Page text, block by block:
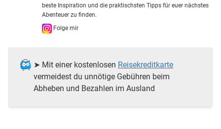
beste Inspiration und die praktischsten Tipps für euer nächstes
Abenteuer zu finden.
Folge mir
➤ Mit einer kostenlosen Reisekreditkarte
vermeidest du unnötige Gebühren beim
Abheben und Bezahlen im Ausland